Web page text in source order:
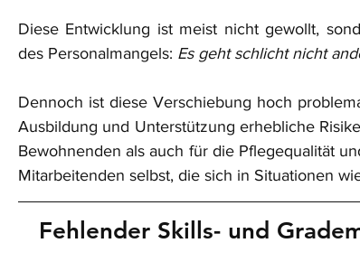
Diese Entwicklung ist meist nicht gewollt,
des Personalmangels: Es geht schlicht nicht
Dennoch ist diese Verschiebung hoch
Ausbildung und Unterstützung erhebliche
Bewohnenden als auch für die Pflegequalität
Mitarbeitenden selbst, die sich in Situationen
Fehlender Skills- und